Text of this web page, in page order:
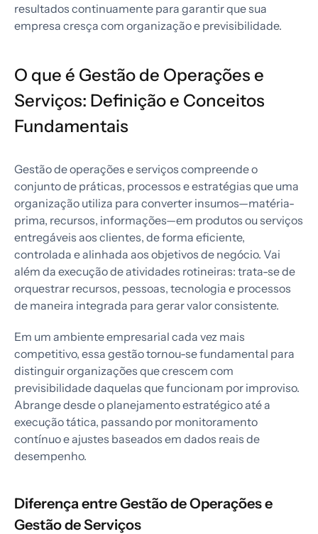
resultados continuamente para garantir que sua
empresa cresça com organização e previsibilidade.
O que é Gestão de Operações e
Serviços: Definição e Conceitos
Fundamentais
Gestão de operações e serviços compreende o
conjunto de práticas, processos e estratégias que uma
organização utiliza para converter insumos—matéria-
prima, recursos, informações—em produtos ou serviços
entregáveis aos clientes, de forma eficiente,
controlada e alinhada aos objetivos de negócio. Vai
além da execução de atividades rotineiras: trata-se de
orquestrar recursos, pessoas, tecnologia e processos
de maneira integrada para gerar valor consistente.
Em um ambiente empresarial cada vez mais
competitivo, essa gestão tornou-se fundamental para
distinguir organizações que crescem com
previsibilidade daquelas que funcionam por improviso.
Abrange desde o planejamento estratégico até a
execução tática, passando por monitoramento
contínuo e ajustes baseados em dados reais de
desempenho.
Diferença entre Gestão de Operações e
Gestão de Serviços